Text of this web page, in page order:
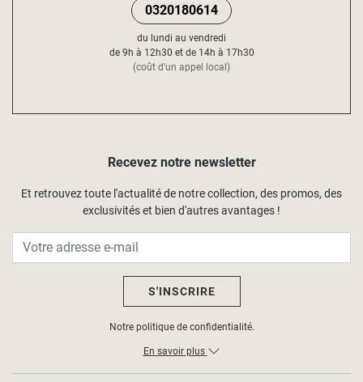
Recevez notre newsletter
Et retrouvez toute l'actualité de notre collection, des promos, des
exclusivités et bien d'autres avantages !
S'INSCRIRE
Notre politique de confidentialité.
En savoir plus
0320180614
du lundi au vendredi
de 9h à 12h30 et de 14h à 17h30
(coût d'un appel local)